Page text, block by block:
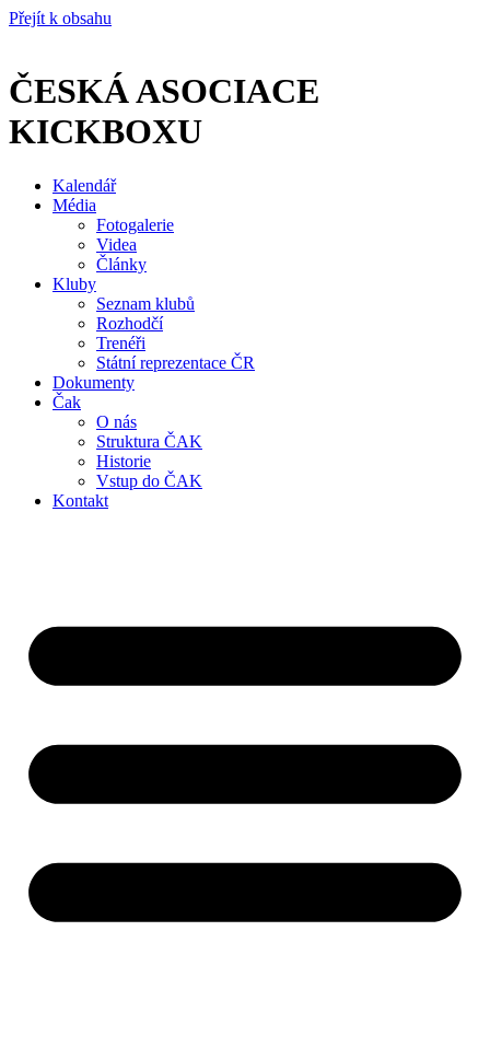
Přejít k obsahu
ČESKÁ ASOCIACE
KICKBOXU
Kalendář
Média
Fotogalerie
Videa
Články
Kluby
Seznam klubů
Rozhodčí
Trenéři
Státní reprezentace ČR
Dokumenty
Čak
O nás
Struktura ČAK
Historie
Vstup do ČAK
Kontakt